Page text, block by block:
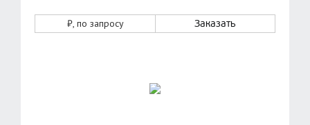
₽, по запросу Заказать